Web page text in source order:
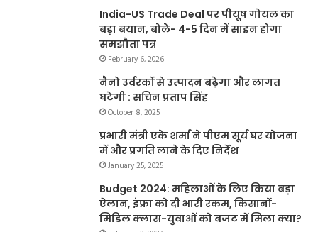
India-US Trade Deal पर पीयूष गोयल का
बड़ा बयान, बोले- 4-5 दिन में साइन होगा
समझौता पत्र
February 6, 2026
नैनो उर्वरकों से उत्पादन बढ़ेगा और लागत
घटेगी : सचिन प्रताप सिंह
October 8, 2025
प्रभारी मंत्री एके शर्मा ने पीएम सूर्य घर योजना
में और प्रगति लाने के दिए निर्देश
January 25, 2025
Budget 2024: महिलाओं के लिए किया बड़ा
ऐलान, इंफ्रा को दी भारी रकम, किसानों-
मिडिल क्लास-युवाओं को बजट में मिला क्या?